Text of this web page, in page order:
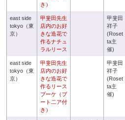
き）
east side
tokyo（東
京）
甲斐田先生
店内のお好
きな造花で
作るナチュ
ラルリース
甲斐田
祥子
(Roset
ta主
催)
east side
tokyo（東
京）
甲斐田先生
店内のお好
きな造花で
作るリース
ブーケ（ブ
ート二ア付
き）
甲斐田
祥子
(Roset
ta主
催)